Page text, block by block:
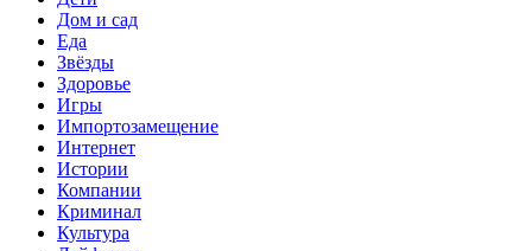
Дом и сад
Еда
Звёзды
Здоровье
Игры
Импортозамещение
Интернет
Истории
Компании
Криминал
Культура